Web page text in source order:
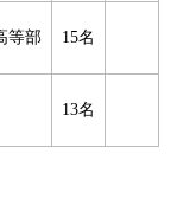
等部 15名
13名